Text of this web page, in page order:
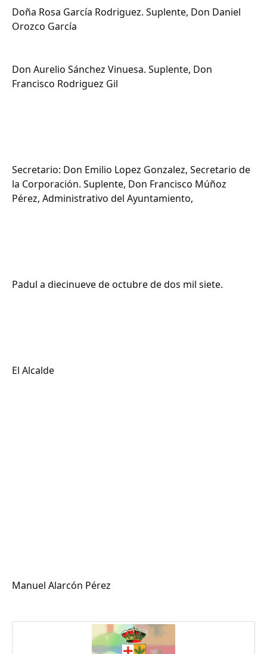
Doña Rosa García Rodriguez. Suplente, Don Daniel
Orozco García
Don Aurelio Sánchez Vinuesa. Suplente, Don
Francisco Rodriguez Gil
Secretario: Don Emilio Lopez Gonzalez, Secretario de
la Corporación. Suplente, Don Francisco Múñoz
Pérez, Administrativo del Ayuntamiento,
Padul a diecinueve de octubre de dos mil siete.
El Alcalde
Manuel Alarcón Pérez